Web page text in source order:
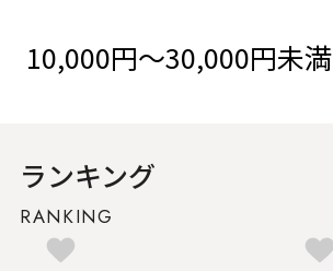
10,000円～30,000円未満
ランキング
RANKING